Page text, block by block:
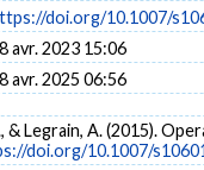
doi.org/10.1007/
avr. 2023 15:06
avr. 2025 06:56
& Legrain, A. (2015).
doi.org/10.1007/